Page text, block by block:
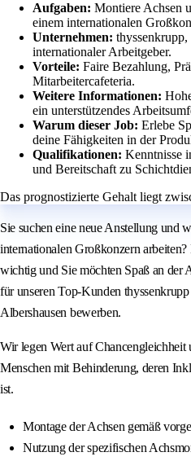
Aufgaben: Montiere Achsen
einem internationalen
Unternehmen:
internationaler Arbeitgeber.
Vorteile: Faire Bezahlung,
Mitarbeitercafeteria.
Weitere Informationen:
ein unterstützendes
Warum dieser Job: Erlebe
deine Fähigkeiten in der
Qualifikationen: Kenntnisse
und Bereitschaft zu
Das prognostizierte Gehalt liegt
Sie suchen eine neue Anstellung und
internationalen Großkonzern
wichtig und Sie möchten Spaß an der
für unseren Top-Kunden
Albershausen bewerben.
Wir legen Wert auf
Menschen mit Behinderung, deren
ist.
Montage der Achsen gemäß
Nutzung der spezifischen